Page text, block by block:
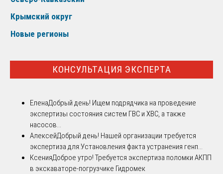
Крымский округ
Новые регионы
КОНСУЛЬТАЦИЯ ЭКСПЕРТА
ЕленаДобрый день! Ищем подрядчика на проведение
экспертизы состояния систем ГВС и ХВС, а также
насосов...
АлексейДобрый день! Нашей организации требуется
экспертиза для:Установления факта устранения генп...
КсенияДоброе утро! Требуется экспертиза поломки АКПП
в экскаваторе-погрузчике Гидромек